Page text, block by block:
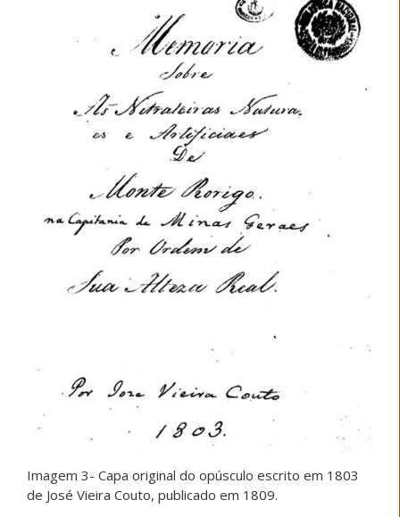
Imagem 3- Capa original do opúsculo escrito em 1803
de José Vieira Couto, publicado em 1809.